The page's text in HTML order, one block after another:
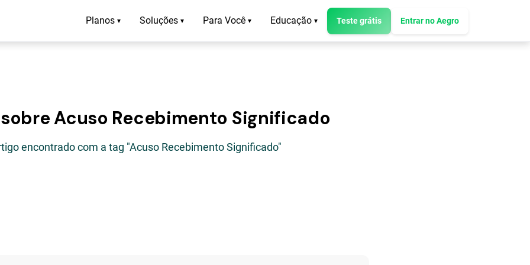
Planos ▾ Soluções ▾ Para Você ▾ Educação ▾ Teste grátis Entrar no Aegro
Acuso Recebimento Significado
encontrado com a tag "Acuso Recebimento Significado"